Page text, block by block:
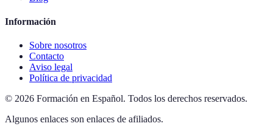
Información
Sobre nosotros
Contacto
Aviso legal
Política de privacidad
© 2026 Formación en Español. Todos los derechos reservados.
Algunos enlaces son enlaces de afiliados.